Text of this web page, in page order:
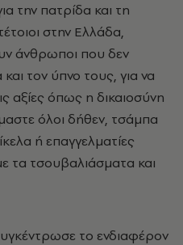
την πατρίδα και τη
στην Ελλάδα,
άνθρωποι που δεν
τον ύπνο τους, για να
αξίες όπως η δικαιοσύνη
όλοι δήθεν, τσάμπα
ή επαγγελματίες
τα τσουβαλιάσματα και
το ενδιαφέρον